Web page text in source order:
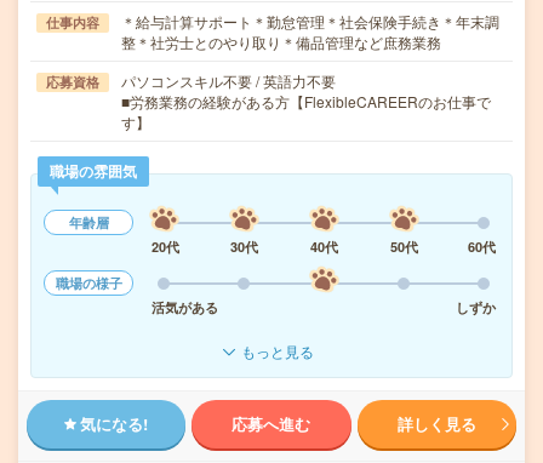
仕事内容
＊給与計算サポート＊勤怠管理＊社会保険手続き＊年末調
整＊社労士とのやり取り＊備品管理など庶務業務
応募資格
パソコンスキル不要 / 英語力不要
■労務業務の経験がある方【FlexibleCAREERのお仕事で
す】
職場の雰囲気
年齢層
20代
30代 40代 50代
60代
職場の様子
活気がある
しずか
もっと見る
気になる! 応募へ進む 詳しく見る